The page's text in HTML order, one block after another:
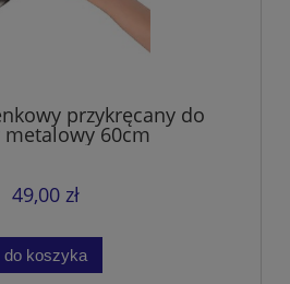
przykręcany do
metalowy 60cm
49,00 zł
do koszyka